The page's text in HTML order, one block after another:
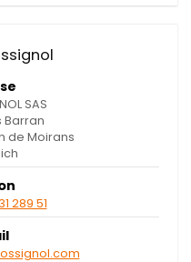
SAS
Barran
de Moirans
289 51